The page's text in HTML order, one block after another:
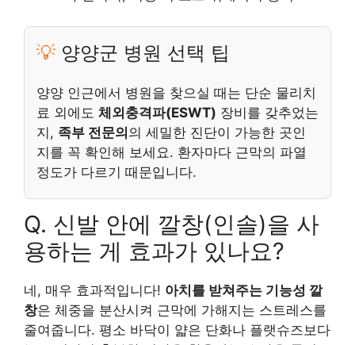
💡 양양군 병원 선택 팁
양양 인근에서 병원을 찾으실 때는 단순 물리치
료 외에도 체외충격파(ESWT) 장비를 갖추었는
지, 족부 전문의의 세밀한 진단이 가능한 곳인
지를 꼭 확인해 보세요. 환자마다 근막의 파열
정도가 다르기 때문입니다.
Q. 신발 안에 깔창(인솔)을 사
용하는 게 효과가 있나요?
네, 매우 효과적입니다! 아치를 받쳐주는 기능성 깔
창은 체중을 분산시켜 근막에 가해지는 스트레스를
줄여줍니다. 평소 바닥이 얇은 단화나 플랫슈즈보다